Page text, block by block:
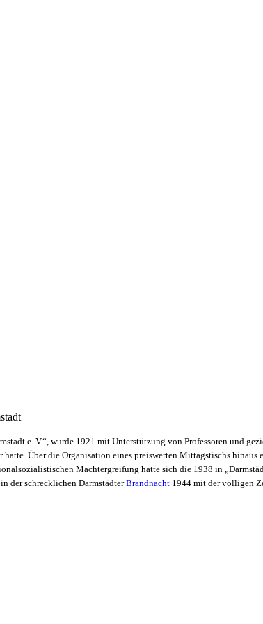
e. V.“, wurde 1921 mit Unterstützung von Professoren und
Über die Organisation eines preiswerten Mittagstischs
Machtergreifung hatte sich die 1938 in
der schrecklichen DarmstädterBrandnacht 1944 mit der völligen